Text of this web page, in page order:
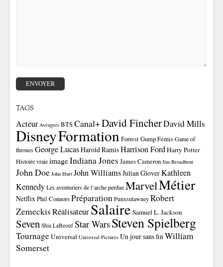
TAGS
Acteur Avengers BTSCanal+David FincherDavid Mills
DisneyFormationForrest GumpFémis Game of
thrones George LucasHarold RamisHarrison FordHarry Potter
Histoire vraie imageIndiana Jones James Cameron Jim Broadbent
John Doe John Hurt John WilliamsJulian GloverKathleen
Kennedy Les aventuriers de l’arche perdue MarvelMétier
NetflixPhil ConnorsPréparation Punxsutawney Robert
ZemeckisRéalisateurSalaire Samuel L. Jackson
Seven Shia LaBeouf Star WarsSteven Spielberg
TournageUniversal Universal Pictures Un jour sans finWilliam
Somerset